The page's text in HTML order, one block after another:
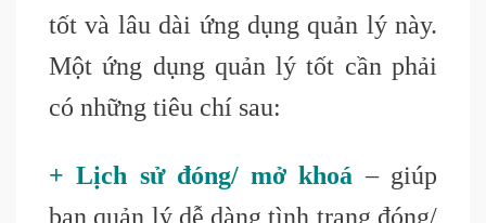
tốt và lâu dài ứng dụng quản lý này.
Một ứng dụng quản lý tốt cần phải
có những tiêu chí sau:
+ Lịch sử đóng/ mở khoá – giúp
bạn quản lý dễ dàng tình trạng đóng/